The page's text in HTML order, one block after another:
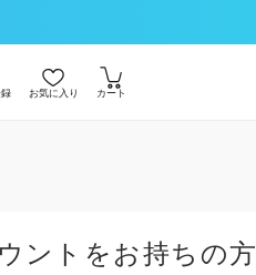
お気に入り カート
ントをお持ちの方